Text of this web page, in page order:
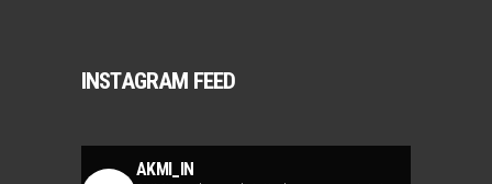
INSTAGRAM FEED
AKMI_IN